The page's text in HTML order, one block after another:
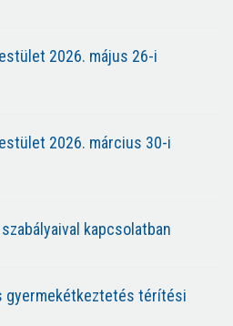
2026. május 26-i
2026. március 30-i
kapcsolatban
gyermekétkeztetés térítési